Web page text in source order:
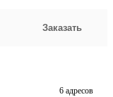
Заказать
6 адресов